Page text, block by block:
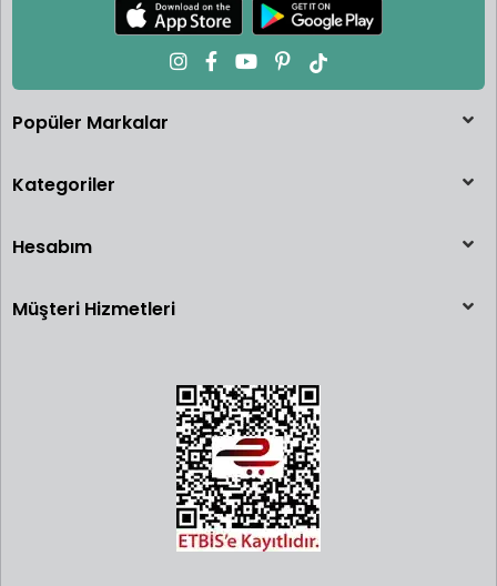
Popüler Markalar
Kategoriler
Hesabım
Müşteri Hizmetleri